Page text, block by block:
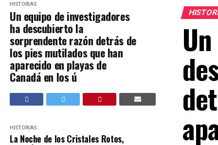
HISTORIAS
Un equipo de investigadores
ha descubierto la
sorprendente razón detrás de
los pies mutilados que han
aparecido en playas de
Canadá en los ú
HISTORIAS
La Noche de los Cristales Rotos,